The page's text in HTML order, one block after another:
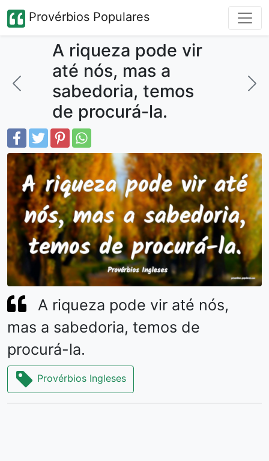
Provérbios Populares
A riqueza pode vir
até nós, mas a
sabedoria, temos
de procurá-la.
A riqueza pode vir até nós,
mas a sabedoria, temos de
procurá-la.
Provérbios Ingleses